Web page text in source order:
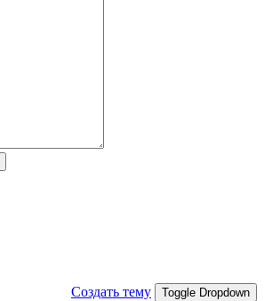
Создать тему Toggle Dropdown